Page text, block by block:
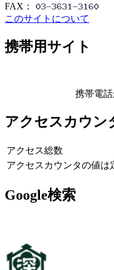
FAX：
このサイトについて
携帯用サイト
携帯電
アクセスカウン
アクセス総数
アクセスカウンタの値は
Google検索